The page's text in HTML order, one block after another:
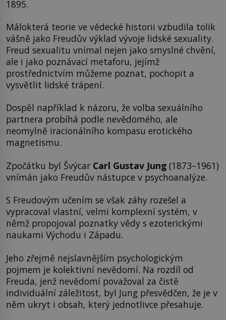
1895.
Málokterá teorie ve vědecké historii vzbudila tolik
vášně jako Freudův výklad vývoje lidské sexuality.
Freud sexualitu vnímal nejen jako smyslné chvění,
ale i jako poznávací metaforu, jejímž
prostřednictvím můžeme poznat, pochopit a
vysvětlit lidské trápení.
Dospěl například k názoru, že volba sexuálního
partnera probíhá podle nevědomého, ale
neomylně iracionálního kompasu erotického
magnetismu.
Zpočátku byl Švýcar Carl Gustav Jung (1873–1961)
vnímán jako Freudův nástupce v psychoanalýze.
S Freudovým učením se však záhy rozešel a
vypracoval vlastní, velmi komplexní systém, v
němž propojoval poznatky vědy s ezoterickými
naukami Východu i Západu.
Jeho zřejmě nejslavnějším psychologickým
pojmem je kolektivní nevědomí. Na rozdíl od
Freuda, jenž nevědomí považoval za čistě
individuální záležitost, byl Jung přesvědčen, že je v
něm ukryt i obsah, který jednotlivce přesahuje.